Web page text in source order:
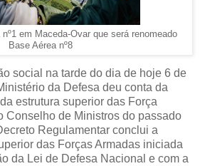
em Maceda-Ovar que será renomeado
Base Aérea nº8
social na tarde do dia de hoje 6 de
da Defesa deu conta da
estrutura superior das Força
Conselho de Ministros do passado
Regulamentar conclui a
das Forças Armadas iniciada
da Lei de Defesa Nacional e com a